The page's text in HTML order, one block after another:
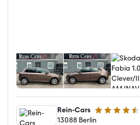
Rein-Cars 4.7 Sterne
13088 Berlin